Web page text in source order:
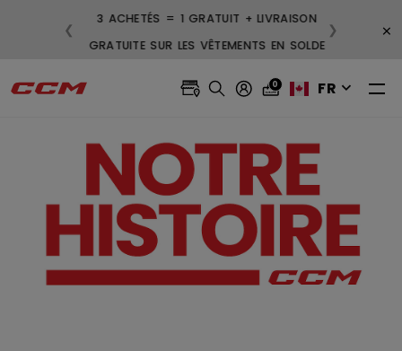
LIVRAISON GRATUITE POUR LES
COMMANDES DE 99 $ ET PLUS
❮ ❯ ×
0 FR